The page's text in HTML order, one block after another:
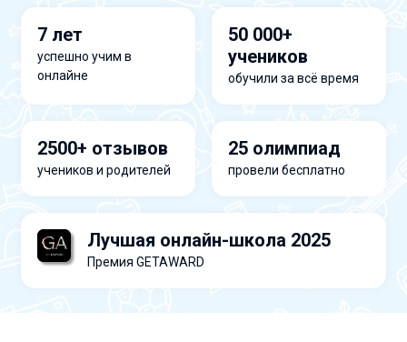
7 лет
успешно учим в
онлайне
50 000+
учеников
обучили за всё время
2500+ отзывов
учеников и родителей
25 олимпиад
провели бесплатно
Лучшая онлайн-школа 2025
Премия GETAWARD